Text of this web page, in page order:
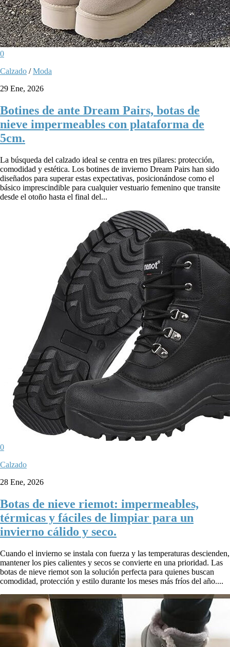
0
Calzado /Moda
29 Ene, 2026
Botines de ante Dream Pairs, botas de
nieve impermeables con plataforma de
5cm.
La búsqueda del calzado ideal se centra en tres pilares: protección,
comodidad y estética. Los botines de invierno Dream Pairs han sido
diseñados para superar estas expectativas, posicionándose como el
básico imprescindible para cualquier vestuario femenino que transite
desde el otoño hasta el final del...
0
Calzado
28 Ene, 2026
Botas de nieve riemot: impermeables,
térmicas y fáciles de limpiar para un
invierno cálido y seco.
Cuando el invierno se instala con fuerza y las temperaturas descienden,
mantener los pies calientes y secos se convierte en una prioridad. Las
botas de nieve riemot son la solución perfecta para quienes buscan
comodidad, protección y estilo durante los meses más fríos del año....